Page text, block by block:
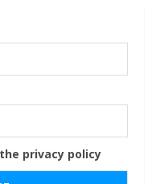
privacy policy